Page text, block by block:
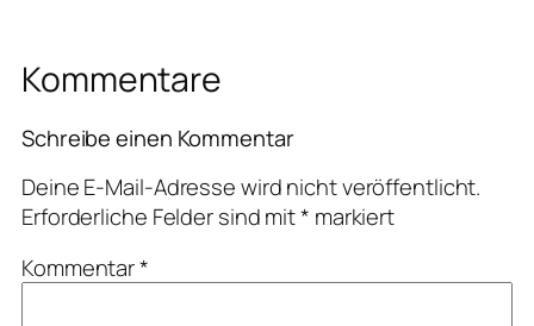
Kommentare
Schreibe einen Kommentar
Deine E-Mail-Adresse wird nicht veröffentlicht.
Erforderliche Felder sind mit* markiert
Kommentar*